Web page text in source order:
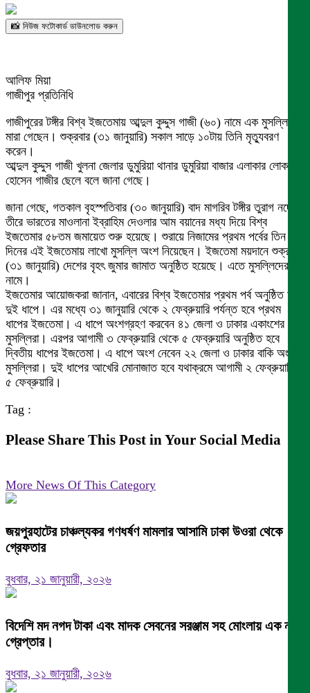
📸 নিউজ ফটোকার্ড ডাউনলোড করুন
আলিফ মিয়া
গাজীপুর প্রতিনিধি
গাজীপুরের টঙ্গীর বিশ্ব ইজতেমায় আব্দুল কুদ্দুস গাজী (৬০) নামে এক মুসল্লি
মারা গেছেন। শুক্রবার (৩১ জানুয়ারি) সকাল সাড়ে ১০টায় তিনি মৃত্যুবরণ
করেন।
আব্দুল কুদ্দুস গাজী খুলনা জেলার ডুমুরিয়া থানার ডুমুরিয়া বাজার এলাকার লোকমান
হোসেন গাজীর ছেলে বলে জানা গেছে।
জানা গেছে, গতকাল বৃহস্পতিবার (৩০ জানুয়ারি) বাদ মাগরিব টঙ্গীর তুরাগ নদের
তীরে ভারতের মাওলানা ইব্রাহিম দেওলার আম বয়ানের মধ্য দিয়ে বিশ্ব
ইজতেমার ৫৮তম জমায়েত শুরু হয়েছে। শুরায়ে নিজামের প্রথম পর্বের তিন
দিনের এই ইজতেমায় লাখো মুসল্লি অংশ নিয়েছেন। ইজতেমা ময়দানে শুক্রবার
(৩১ জানুয়ারি) দেশের বৃহৎ জুমার জামাত অনুষ্ঠিত হয়েছে। এতে মুসল্লিদের ঢল
নামে।
ইজতেমার আয়োজকরা জানান, এবারের বিশ্ব ইজতেমার প্রথম পর্ব অনুষ্ঠিত হবে
দুই ধাপে। এর মধ্যে ৩১ জানুয়ারি থেকে ২ ফেব্রুয়ারি পর্যন্ত হবে প্রথম
ধাপের ইজতেমা। এ ধাপে অংশগ্রহণ করবেন ৪১ জেলা ও ঢাকার একাংশের
মুসল্লিরা। এরপর আগামী ৩ ফেব্রুয়ারি থেকে ৫ ফেব্রুয়ারি অনুষ্ঠিত হবে
দ্বিতীয় ধাপের ইজতেমা। এ ধাপে অংশ নেবেন ২২ জেলা ও ঢাকার বাকি অংশের
মুসল্লিরা। দুই ধাপের আখেরি মোনাজাত হবে যথাক্রমে আগামী ২ ফেব্রুয়ারি ও
৫ ফেব্রুয়ারি।
Tag :
Please Share This Post in Your Social Media
More News Of This Category
জয়পুরহাটের চাঞ্চল্যকর গণধর্ষণ মামলার আসামি ঢাকা উওরা থেকে
গ্রেফতার
বুধবার, ২১ জানুয়ারী, ২০২৬
বিদেশি মদ নগদ টাকা এবং মাদক সেবনের সরঞ্জাম সহ মোংলায় এক নারী
গ্রেপ্তার।
বুধবার, ২১ জানুয়ারী, ২০২৬